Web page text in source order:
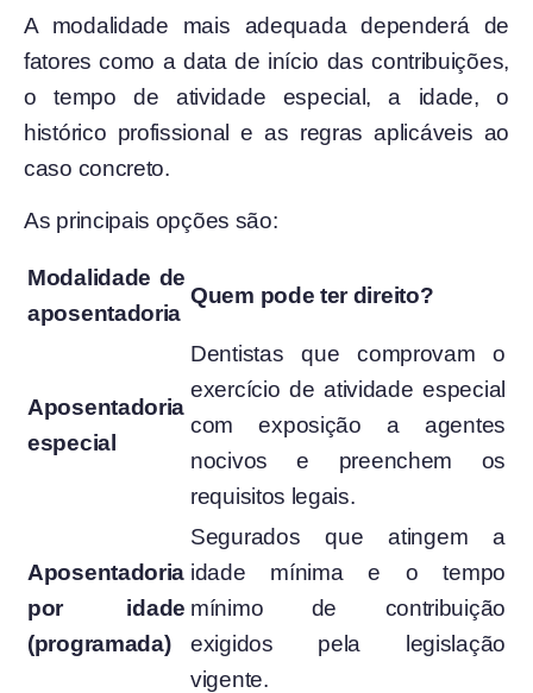
A modalidade mais adequada dependerá de
fatores como a data de início das contribuições,
o tempo de atividade especial, a idade, o
histórico profissional e as regras aplicáveis ao
caso concreto.
As principais opções são:
Modalidade de
aposentadoria
Quem pode ter direito?
Aposentadoria
especial
Dentistas que comprovam o
exercício de atividade especial
com exposição a agentes
nocivos e preenchem os
requisitos legais.
Aposentadoria
por idade
(programada)
Segurados que atingem a
idade mínima e o tempo
mínimo de contribuição
exigidos pela legislação
vigente.